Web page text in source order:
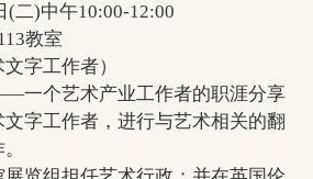
(二)中午10:00-12:00
教室
字工作者）
一个艺术产业工作者的职涯分享
字工作者，进行与艺术相关的翻